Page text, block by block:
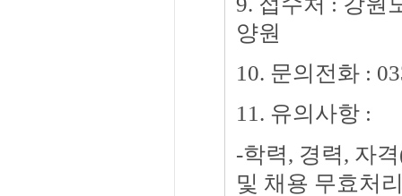
양원
10. 문의전화 :
11. 유의사항 :
-학력, 경력, 자
및 채용 무효처